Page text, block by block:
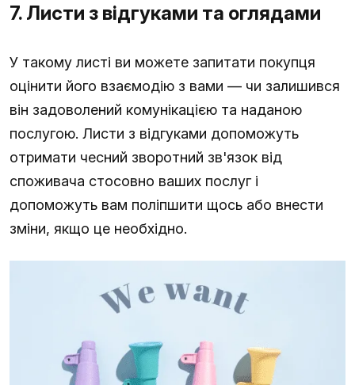
7. Листи з відгуками та оглядами
У такому листі ви можете запитати покупця
оцінити його взаємодію з вами — чи залишився
він задоволений комунікацією та наданою
послугою. Листи з відгуками допоможуть
отримати чесний зворотний зв'язок від
споживача стосовно ваших послуг і
допоможуть вам поліпшити щось або внести
зміни, якщо це необхідно.